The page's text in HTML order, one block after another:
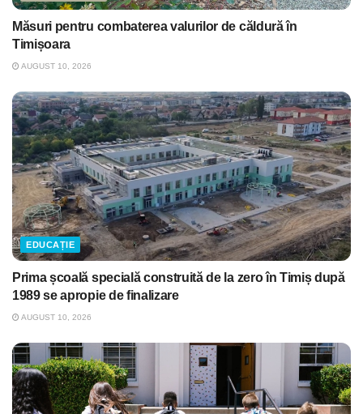
Măsuri pentru combaterea valurilor de căldură în
Timișoara
AUGUST 10, 2026
EDUCAȚIE
Prima școală specială construită de la zero în Timiș după
1989 se apropie de finalizare
AUGUST 10, 2026